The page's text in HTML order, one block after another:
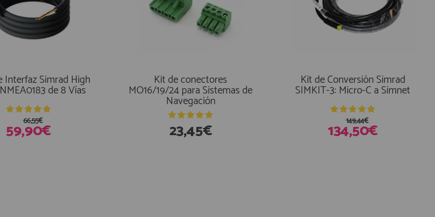
Interfaz Simrad High
de 8 Vías
59,90€
66,55€
Kit de conectores
MO16/19/24 para Sistemas de
Navegación
23,45€
Kit de Conversión Simrad
SIMKIT-3: Micro-C a Simnet
134,50€
149,44€